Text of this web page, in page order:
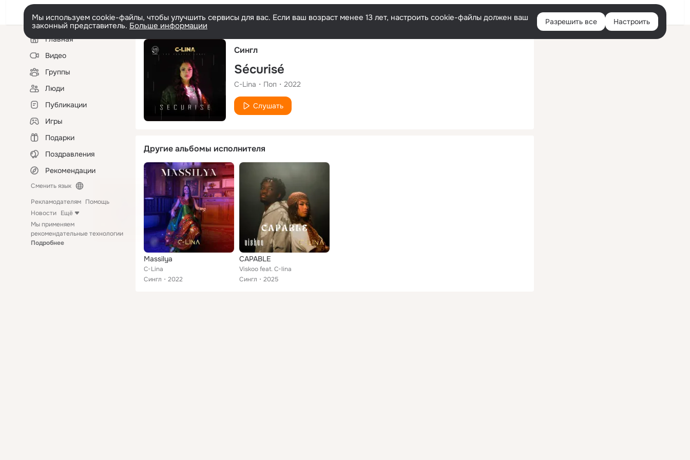
Русский Войти
Мы используем cookie-файлы, чтобы улучшить сервисы для вас. Если ваш возраст менее 13 лет, настроить cookie-файлы должен ваш
законный представитель. Больше информации Разрешить все Настроить
Левая
колонкаГлавная
Видео
Группы
Люди
Публикации
Игры
Подарки
Поздравления
Рекомендации
Сменить язык
Рекламодателям Помощь
Новости Ещё
Мы применяем
рекомендательные технологии
Подробнее
Сингл
Sécurisé
C-Lina Поп 2022
Слушать
Другие альбомы исполнителя
Massilya
C-Lina
Сингл
2022
CAPABLE
Viskoo feat. C-lina
Сингл
2025